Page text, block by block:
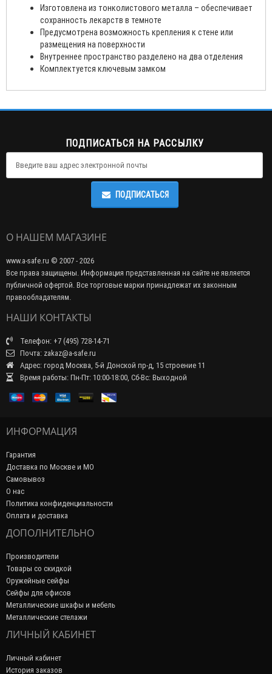
Изготовлена из тонколистового металла – обеспечивает
сохранность лекарств в темноте
Предусмотрена возможность крепления к стене или
размещения на поверхности
Внутреннее пространство разделено на два отделения
Комплектуется ключевым замком
ПОДПИСАТЬСЯ НА РАССЫЛКУ
ПОДПИСАТЬСЯ
О НАШЕМ МАГАЗИНЕ
www.a-safe.ru © 2007 - 2026
Все права защищены. Информация представленная на сайте не является
публичной офертой. Все торговые марки принадлежат их законным
правообладателям.
НАШИ КОНТАКТЫ
Телефон: +7 (495) 728-14-71
Почта: zakaz@a-safe.ru
Адрес: город Москва, 5-й Донской пр-д, 15 строение 11
Время работы: Пн-Пт: 10:00-18:00, Сб-Вс: Выходной
ИНФОРМАЦИЯ
Гарантия
Доставка по Москве и МО
Самовывоз
О нас
Политика конфиденциальности
Оплата и доставка
ДОПОЛНИТЕЛЬНО
Производители
Товары со скидкой
Оружейные сейфы
Сейфы для офисов
Металлические шкафы и мебель
Металлические стелажи
ЛИЧНЫЙ КАБИНЕТ
Личный кабинет
История заказов